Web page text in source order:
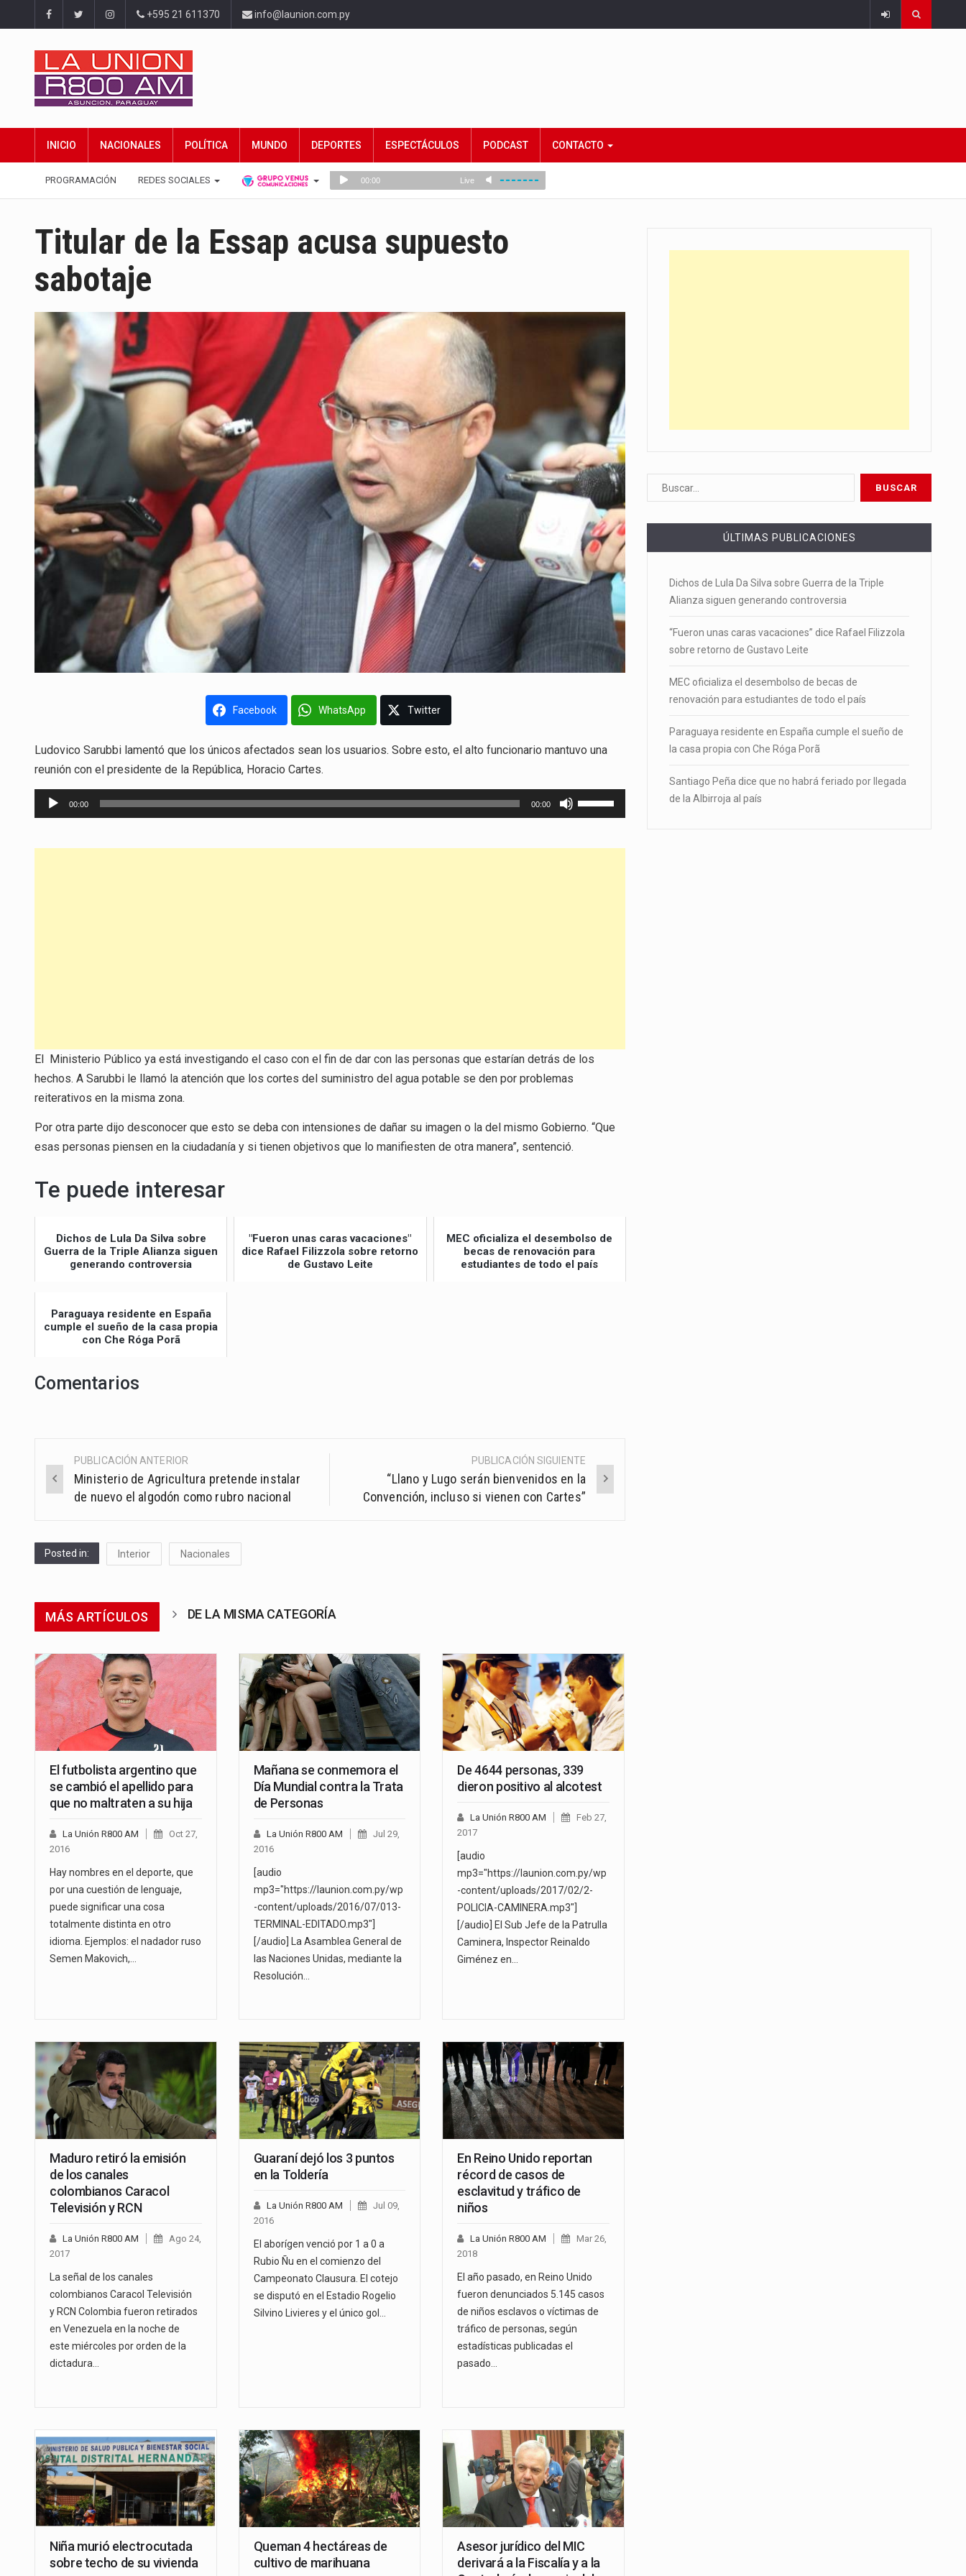
+595 21 611370 info@launion.com.py
INICIO NACIONALES POLÍTICA MUNDO DEPORTES ESPECTÁCULOS PODCAST CONTACTO
PROGRAMACIÓN REDES SOCIALES
Titular de la Essap acusa supuesto
sabotaje
Facebook WhatsApp Twitter
Ludovico Sarubbi lamentó que los únicos afectados sean los usuarios. Sobre esto, el alto funcionario mantuvo una
reunión con el presidente de la República, Horacio Cartes.
Reproductor
de
00:00 00:00
las
El Ministerio Público ya está investigando el caso con el fin de dar con las personas que estarían detrás de los
hechos. A Sarubbi le llamó la atención que los cortes del suministro del agua potable se den por problemas
reiterativos en la misma zona.
Por otra parte dijo desconocer que esto se deba con intensiones de dañar su imagen o la del mismo Gobierno. “Que
esas personas piensen en la ciudadanía y si tienen objetivos que lo manifiesten de otra manera”, sentenció.
Te puede interesar
Dichos de Lula Da Silva sobre
Guerra de la Triple Alianza siguen
generando controversia
"Fueron unas caras vacaciones"
dice Rafael Filizzola sobre retorno
de Gustavo Leite
MEC oficializa el desembolso de
becas de renovación para
estudiantes de todo el país
Paraguaya residente en España
cumple el sueño de la casa propia
con Che Róga Porã
Comentarios
Post
navigation
PUBLICACIÓN ANTERIOR
Ministerio de Agricultura pretende instalar
de nuevo el algodón como rubro nacional
PUBLICACIÓN SIGUIENTE
“Llano y Lugo serán bienvenidos en la
Convención, incluso si vienen con Cartes”
Posted in: Interior Nacionales
MÁS ARTÍCULOS DE LA MISMA CATEGORÍA
El futbolista argentino que
se cambió el apellido para
que no maltraten a su hija
La Unión R800 AM
Oct 27,
2016
Hay nombres en el deporte, que
por una cuestión de lenguaje,
puede significar una cosa
totalmente distinta en otro
idioma. Ejemplos: el nadador ruso
Semen Makovich,…
Mañana se conmemora el
Día Mundial contra la Trata
de Personas
La Unión R800 AM
Jul 29,
2016
[audio
mp3="https://launion.com.py/wp
-content/uploads/2016/07/013-
TERMINAL-EDITADO.mp3"]
[/audio] La Asamblea General de
las Naciones Unidas, mediante la
Resolución…
De 4644 personas, 339
dieron positivo al alcotest
La Unión R800 AM
Feb 27,
2017
[audio
mp3="https://launion.com.py/wp
-content/uploads/2017/02/2-
POLICIA-CAMINERA.mp3"]
[/audio] El Sub Jefe de la Patrulla
Caminera, Inspector Reinaldo
Giménez en…
Maduro retiró la emisión
de los canales
colombianos Caracol
Televisión y RCN
La Unión R800 AM
Ago 24,
2017
La señal de los canales
colombianos Caracol Televisión
y RCN Colombia fueron retirados
en Venezuela en la noche de
este miércoles por orden de la
dictadura…
Guaraní dejó los 3 puntos
en la Toldería
La Unión R800 AM
Jul 09,
2016
El aborígen venció por 1 a 0 a
Rubio Ñu en el comienzo del
Campeonato Clausura. El cotejo
se disputó en el Estadio Rogelio
Silvino Livieres y el único gol…
En Reino Unido reportan
récord de casos de
esclavitud y tráfico de
niños
La Unión R800 AM
Mar 26,
2018
El año pasado, en Reino Unido
fueron denunciados 5.145 casos
de niños esclavos o víctimas de
tráfico de personas, según
estadísticas publicadas el
pasado…
Niña murió electrocutada
sobre techo de su vivienda
Queman 4 hectáreas de
cultivo de marihuana
Asesor jurídico del MIC
derivará a la Fiscalía y a la
ÚLTIMAS PUBLICACIONES
Dichos de Lula Da Silva sobre Guerra de la Triple
Alianza siguen generando controversia
“Fueron unas caras vacaciones” dice Rafael Filizzola
sobre retorno de Gustavo Leite
MEC oficializa el desembolso de becas de
renovación para estudiantes de todo el país
Paraguaya residente en España cumple el sueño de
la casa propia con Che Róga Porã
Santiago Peña dice que no habrá feriado por llegada
de la Albirroja al país